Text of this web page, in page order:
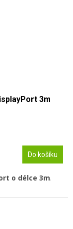
3m
Do košíku
o délce 3m.